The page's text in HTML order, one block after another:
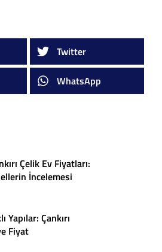
Twitter
WhatsApp
Çelik Ev Fiyatları:
İncelemesi
Yapılar: Çankırı
Fiyat